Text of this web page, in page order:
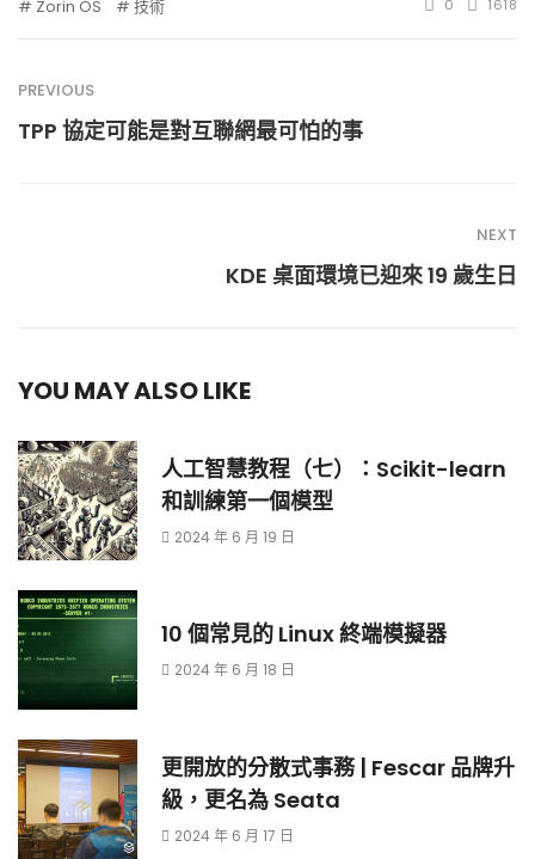
Zorin OS 技術 0 1618
PREVIOUS
TPP 協定可能是對互聯網最可怕的事
NEXT
KDE 桌面環境已迎來 19 歲生日
YOU MAY ALSO LIKE
人工智慧教程（七）：Scikit-learn
和訓練第一個模型
2024 年 6 月 19 日
10 個常見的 Linux 終端模擬器
2024 年 6 月 18 日
更開放的分散式事務 | Fescar 品牌升
級，更名為 Seata
2024 年 6 月 17 日